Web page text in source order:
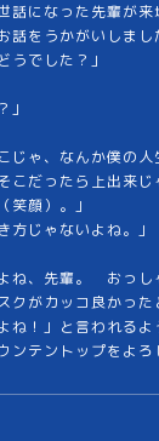
話になった先輩が
をうかがいしまし
でした？」
ゃ、なんか僕の人
だったら上出来
顔）。」
じゃないよね。」
ね、先輩。 おっし
クがカッコ良かった
ね！」と言われる
ンテントップをよろ